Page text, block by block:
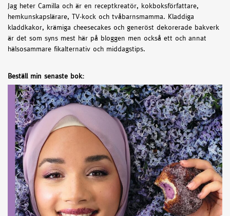
Jag heter Camilla och är en receptkreatör, kokboksförfattare,
hemkunskapslärare, TV-kock och tvåbarnsmamma. Kladdiga
kladdkakor, krämiga cheesecakes och generöst dekorerade bakverk
är det som syns mest här på bloggen men också ett och annat
hälsosammare fikalternativ och middagstips.
Beställ min senaste bok: